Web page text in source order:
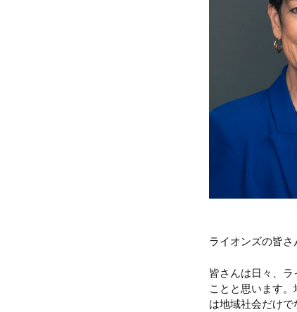
ライオンズの皆さ
皆さんは日々、
ことと思います
は地域社会だけ